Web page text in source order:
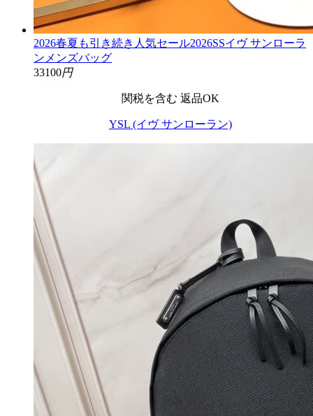
2026春夏も引き続き人気セール2026SSイヴ サンローラ
ンメンズバッグ
33100円
関税を含む 返品OK
YSL (イヴ サンローラン)